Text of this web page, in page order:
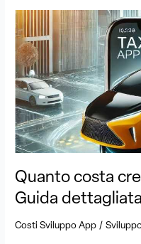
Quanto costa
Guida
Costi Sviluppo App /
costa
creare
un’app
Taxi
?
Guida
dettagliata
ai
di
sviluppo